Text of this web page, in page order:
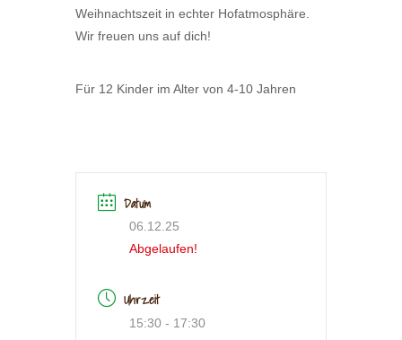
Weihnachtszeit in echter Hofatmosphäre.
Wir freuen uns auf dich!
Für 12 Kinder im Alter von 4-10 Jahren
Datum
06.12.25
Abgelaufen!
Uhrzeit
15:30 - 17:30